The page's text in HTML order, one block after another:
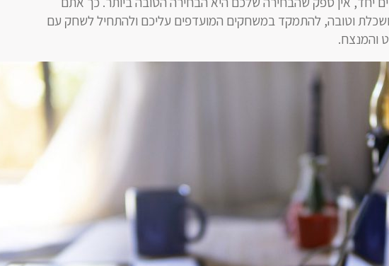
וטובה, להתמקד במשחקים המועדפים עליכם ולהתחיל לשחק עם
והמנצח.